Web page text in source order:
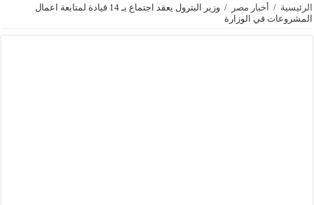
جنوب الوادي القابضة للبترول» تنظم لقاءً توعويًا حول إدارة الأزمات ورفع كفاءة
الرئيسية / أخبار مصر /
وزير البترول يعقد اجتماع بـ 14 قيادة لمتابعة اعمال
المشروعات في الوزارة